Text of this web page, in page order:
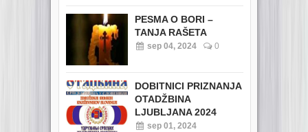
PESMA O BORI –
TANJA RAŠETA
sep 04, 2024 0
DOBITNICI PRIZNANJA
OTADŽBINA
LJUBLJANA 2024
sep 01, 2024